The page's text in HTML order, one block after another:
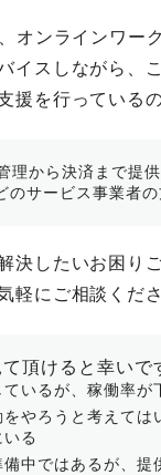
オンラインワー
イス しながら、
援を行っている
理から決済まで提
サービス事業者
決したいお困り
軽にご相談くださ
頂けると幸いで
いるが、稼働率が
やろうと考えては
る
中ではあるが、